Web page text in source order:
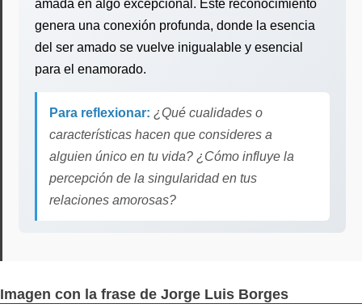
amada en algo excepcional. Este reconocimiento
genera una conexión profunda, donde la esencia
del ser amado se vuelve inigualable y esencial
para el enamorado.
Para reflexionar: ¿Qué cualidades o
características hacen que consideres a
alguien único en tu vida? ¿Cómo influye la
percepción de la singularidad en tus
relaciones amorosas?
Imagen con la frase de Jorge Luis Borges